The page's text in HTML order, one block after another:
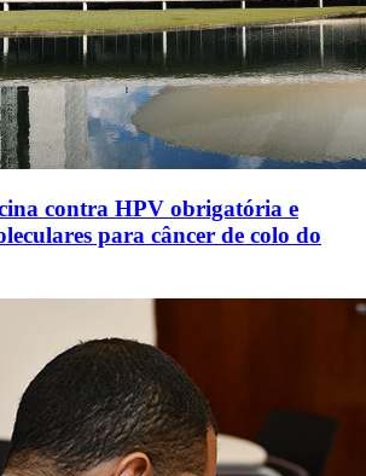
contra HPV obrigatória e
para câncer de colo do